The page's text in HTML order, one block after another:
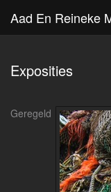
Exposities
Geregeld